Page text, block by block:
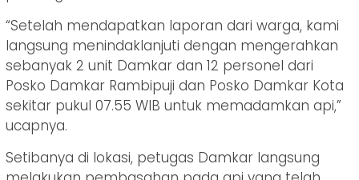
“Setelah mendapatkan laporan dari warga, kami
langsung menindaklanjuti dengan mengerahkan
sebanyak 2 unit Damkar dan 12 personel dari
Posko Damkar Rambipuji dan Posko Damkar Kota
sekitar pukul 07.55 WIB untuk memadamkan api,”
ucapnya.
Setibanya di lokasi, petugas Damkar langsung